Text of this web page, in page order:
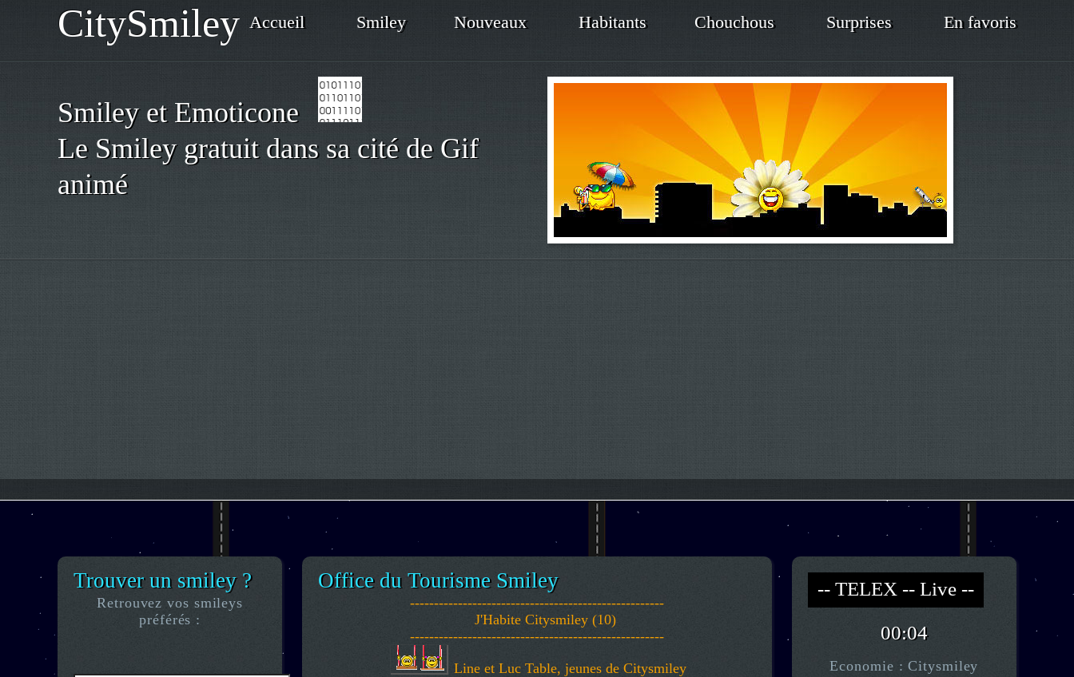
CitySmiley Accueil Smiley Nouveaux Habitants Chouchous Surprises En favoris
Smiley et Emoticone
Le Smiley gratuit dans sa cité de Gif
animé
Trouver un smiley ?
Retrouvez vos smileys
préférés :
Office du Tourisme Smiley
-----------------------------------------------------
J'Habite Citysmiley (10)
-----------------------------------------------------
Line et Luc Table, jeunes de Citysmiley
-- Live --- TELEX --
-- *)^^(* --
00:04
Economie : Citysmiley